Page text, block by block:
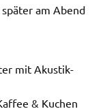
am Abend
mit Akustik-
& Kuchen